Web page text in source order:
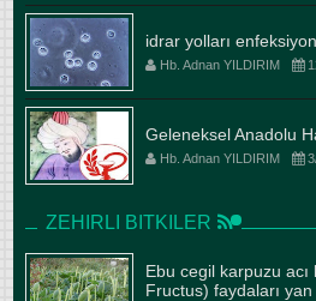
idrar yolları
Hb. Adnan YILDIRIM
Geleneksel Anadolu
Hb. Adnan YILDIRIM
ZEHIRLI BITKILER
Ebu cegil karpuzu
Fructus) faydaları